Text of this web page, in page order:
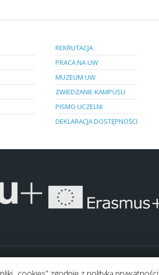
REKRUTACJA
PRACA NA UW
MUZEUM UW
ZWIEDZANIE KAMPUSU
PISMO UCZELNI
DEKLARACJA DOSTĘPNOŚCI